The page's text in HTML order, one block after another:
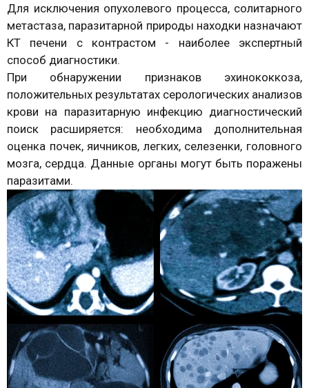
Для исключения опухолевого процесса, солитарного
метастаза, паразитарной природы находки назначают
КТ печени с контрастом - наиболее экспертный
способ диагностики.
При обнаружении признаков эхинококкоза,
положительных результатах серологических анализов
крови на паразитарную инфекцию диагностический
поиск расширяется: необходима дополнительная
оценка почек, яичников, легких, селезенки, головного
мозга, сердца. Данные органы могут быть поражены
паразитами.